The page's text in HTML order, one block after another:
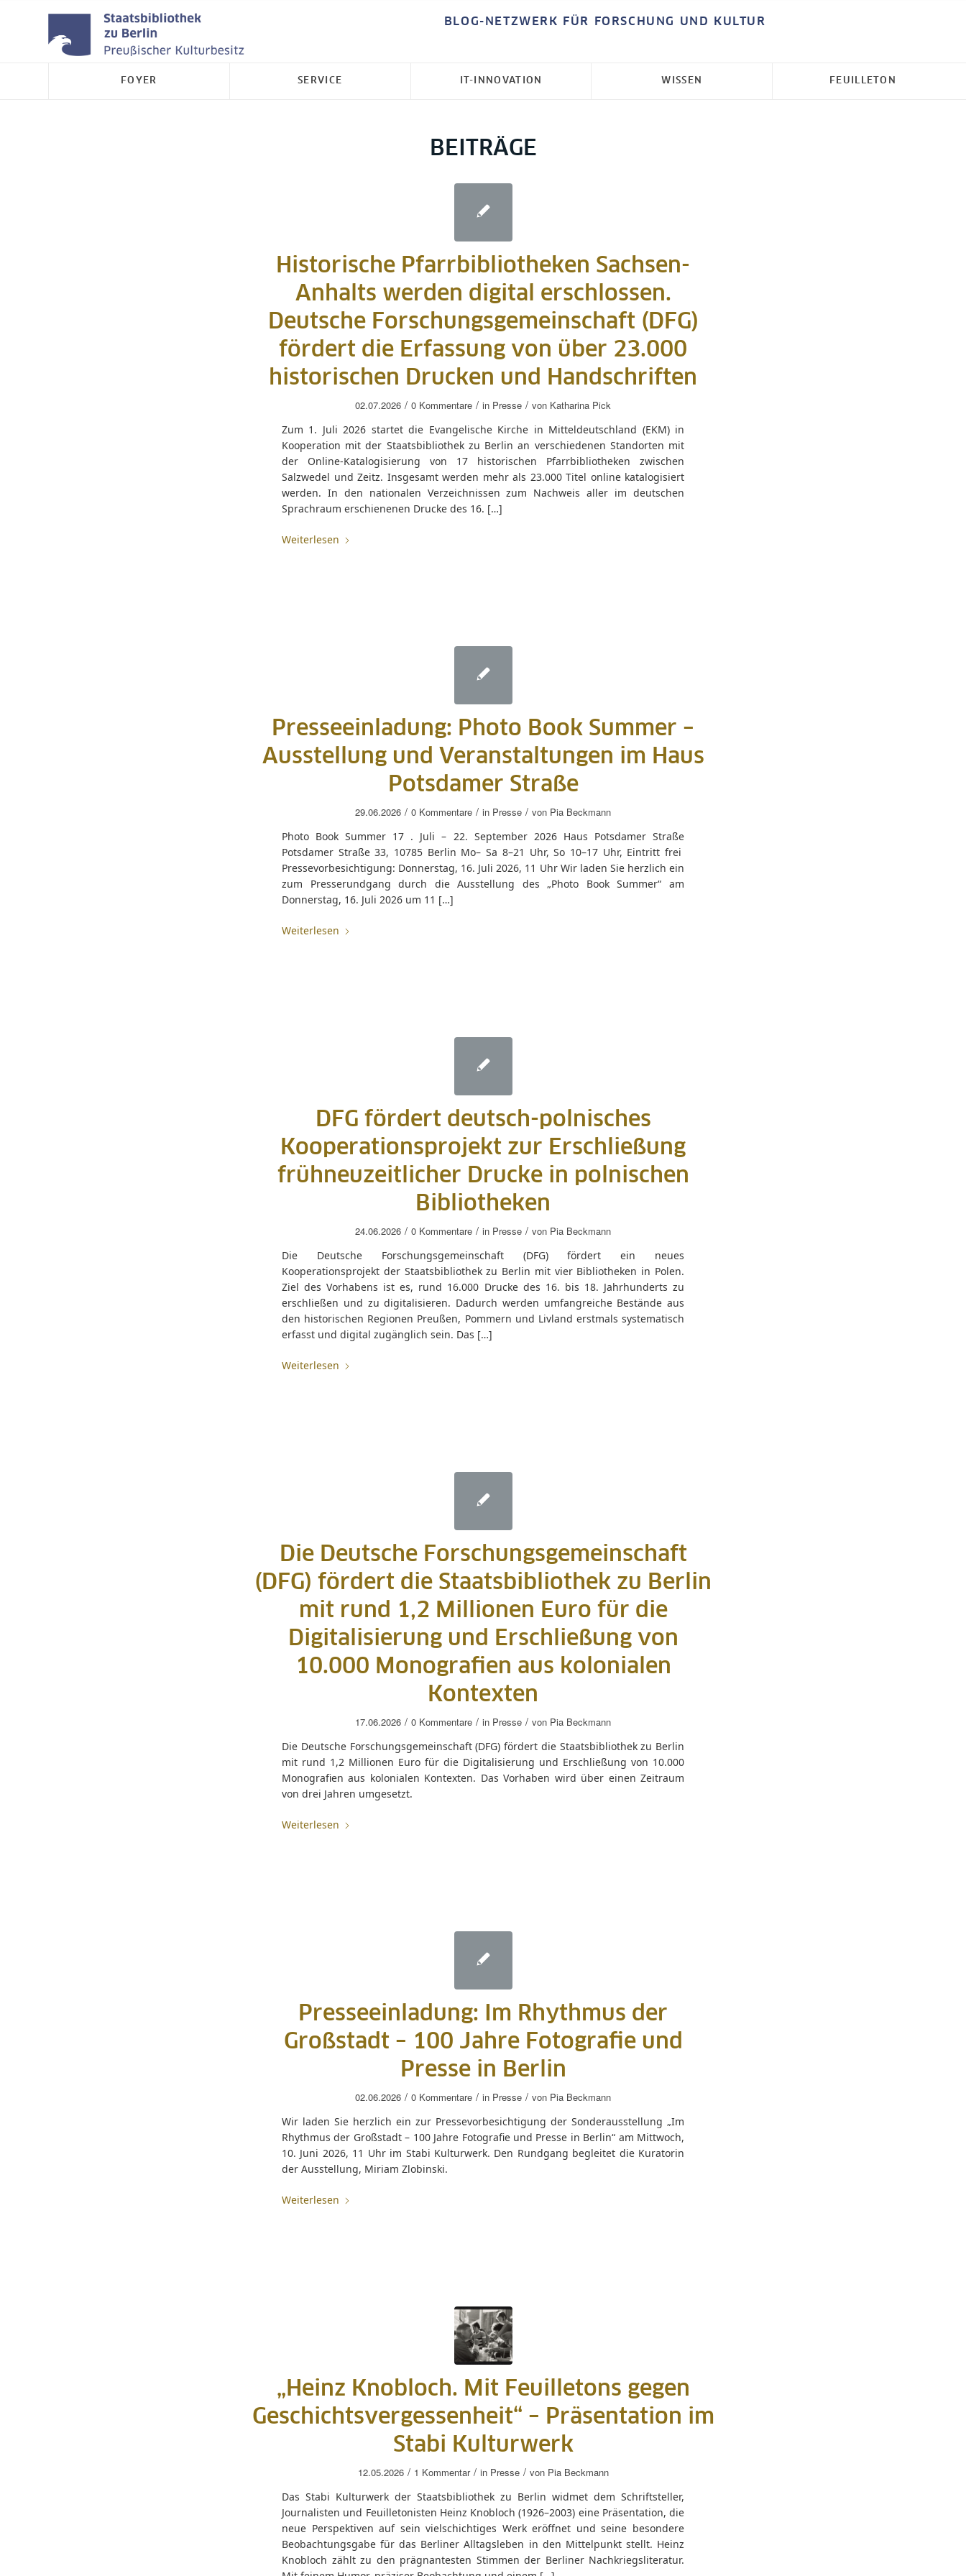
BLOG-NETZWERK FÜR FORSCHUNG UND KULTUR
FOYER SERVICE IT-INNOVATION WISSEN FEUILLETON
BEITRÄGE
Historische Pfarrbibliotheken Sachsen-
Anhalts werden digital erschlossen.
Deutsche Forschungsgemeinschaft (DFG)
fördert die Erfassung von über 23.000
historischen Drucken und Handschriften
02.07.2026 / 0 Kommentare / in Presse / von Katharina Pick
Zum 1. Juli 2026 startet die Evangelische Kirche in Mitteldeutschland (EKM) in
Kooperation mit der Staatsbibliothek zu Berlin an verschiedenen Standorten mit
der Online-Katalogisierung von 17 historischen Pfarrbibliotheken zwischen
Salzwedel und Zeitz. Insgesamt werden mehr als 23.000 Titel online katalogisiert
werden. In den nationalen Verzeichnissen zum Nachweis aller im deutschen
Sprachraum erschienenen Drucke des 16. […]
Weiterlesen
Presseeinladung: Photo Book Summer –
Ausstellung und Veranstaltungen im Haus
Potsdamer Straße
29.06.2026 / 0 Kommentare / in Presse / von Pia Beckmann
Photo Book Summer 17 . Juli – 22. September 2026 Haus Potsdamer Straße
Potsdamer Straße 33, 10785 Berlin Mo– Sa 8–21 Uhr, So 10–17 Uhr, Eintritt frei
Pressevorbesichtigung: Donnerstag, 16. Juli 2026, 11 Uhr Wir laden Sie herzlich ein
zum Presserundgang durch die Ausstellung des „Photo Book Summer“ am
Donnerstag, 16. Juli 2026 um 11 […]
Weiterlesen
DFG fördert deutsch-polnisches
Kooperationsprojekt zur Erschließung
frühneuzeitlicher Drucke in polnischen
Bibliotheken
24.06.2026 / 0 Kommentare / in Presse / von Pia Beckmann
Die Deutsche Forschungsgemeinschaft (DFG) fördert ein neues
Kooperationsprojekt der Staatsbibliothek zu Berlin mit vier Bibliotheken in Polen.
Ziel des Vorhabens ist es, rund 16.000 Drucke des 16. bis 18. Jahrhunderts zu
erschließen und zu digitalisieren. Dadurch werden umfangreiche Bestände aus
den historischen Regionen Preußen, Pommern und Livland erstmals systematisch
erfasst und digital zugänglich sein. Das […]
Weiterlesen
Die Deutsche Forschungsgemeinschaft
(DFG) fördert die Staatsbibliothek zu Berlin
mit rund 1,2 Millionen Euro für die
Digitalisierung und Erschließung von
10.000 Monografien aus kolonialen
Kontexten
17.06.2026 / 0 Kommentare / in Presse / von Pia Beckmann
Die Deutsche Forschungsgemeinschaft (DFG) fördert die Staatsbibliothek zu Berlin
mit rund 1,2 Millionen Euro für die Digitalisierung und Erschließung von 10.000
Monografien aus kolonialen Kontexten. Das Vorhaben wird über einen Zeitraum
von drei Jahren umgesetzt.
Weiterlesen
Presseeinladung: Im Rhythmus der
Großstadt – 100 Jahre Fotografie und
Presse in Berlin
02.06.2026 / 0 Kommentare / in Presse / von Pia Beckmann
Wir laden Sie herzlich ein zur Pressevorbesichtigung der Sonderausstellung „Im
Rhythmus der Großstadt – 100 Jahre Fotografie und Presse in Berlin“ am Mittwoch,
10. Juni 2026, 11 Uhr im Stabi Kulturwerk. Den Rundgang begleitet die Kuratorin
der Ausstellung, Miriam Zlobinski.
Weiterlesen
„Heinz Knobloch. Mit Feuilletons gegen
Geschichtsvergessenheit“ – Präsentation im
Stabi Kulturwerk
12.05.2026 / 1 Kommentar / in Presse / von Pia Beckmann
Das Stabi Kulturwerk der Staatsbibliothek zu Berlin widmet dem Schriftsteller,
Journalisten und Feuilletonisten Heinz Knobloch (1926–2003) eine Präsentation, die
neue Perspektiven auf sein vielschichtiges Werk eröffnet und seine besondere
Beobachtungsgabe für das Berliner Alltagsleben in den Mittelpunkt stellt. Heinz
Knobloch zählt zu den prägnantesten Stimmen der Berliner Nachkriegsliteratur.